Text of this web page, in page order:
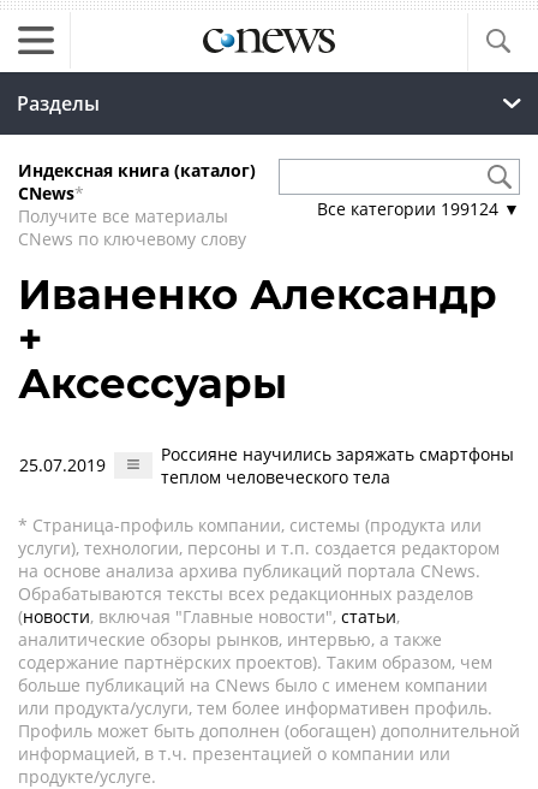
Разделы
Индексная книга (каталог)
CNews*
Получите все материалы
CNews по ключевому слову
Все категории 199124 ▼
Иваненко Александр
+
Аксессуары
25.07.2019
Россияне научились заряжать смартфоны
теплом человеческого тела
* Страница-профиль компании, системы (продукта или
услуги), технологии, персоны и т.п. создается редактором
на основе анализа архива публикаций портала CNews.
Обрабатываются тексты всех редакционных разделов
(новости, включая "Главные новости", статьи,
аналитические обзоры рынков, интервью, а также
содержание партнёрских проектов). Таким образом, чем
больше публикаций на CNews было с именем компании
или продукта/услуги, тем более информативен профиль.
Профиль может быть дополнен (обогащен) дополнительной
информацией, в т.ч. презентацией о компании или
продукте/услуге.